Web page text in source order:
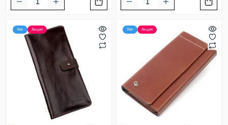
Хит Акция Хит Акция